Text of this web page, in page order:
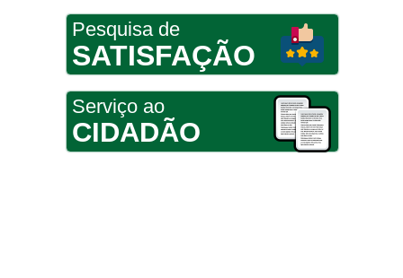
Pesquisa de
SATISFAÇÃO
Serviço ao
CIDADÃO